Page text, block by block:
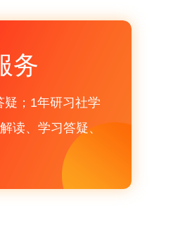
务
疑；1年研习社学
读、学习答疑、